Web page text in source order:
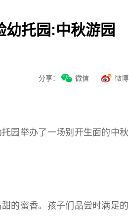
幼托园:中秋游园
分享： 微信 微博
园举办了一场别开生面的中秋
的蜜香。孩子们品尝时满足的